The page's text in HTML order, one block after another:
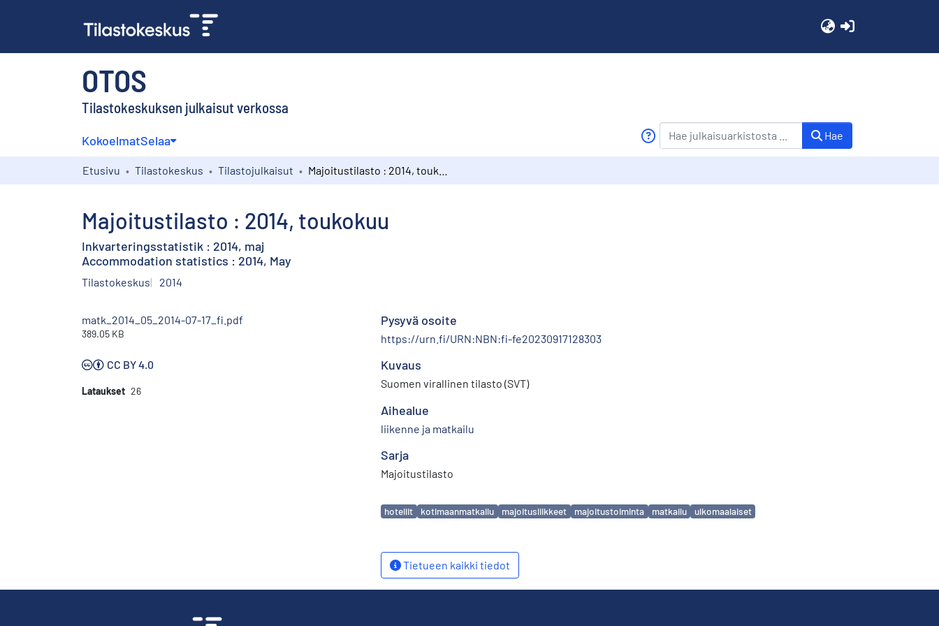
OTOS
Tilastokeskuksen julkaisut verkossa
KokoelmatSelaa Hae
Etusivu Tilastokeskus Tilastojulkaisut
Majoitustilasto : 2014, toukokuu
Inkvarteringsstatistik : 2014, maj
Accommodation statistics : 2014, May
Tilastokeskus 2014
matk_2014_05_2014-07-17_fi.pdf
389.05 KB
CC BY 4.0
Lataukset 26
Pysyvä osoite
https://urn.fi/URN:NBN:fi-fe20230917128303
Kuvaus
Suomen virallinen tilasto (SVT)
Aihealue
liikenne ja matkailu
Sarja
Majoitustilasto
Avainsanat
hotellit kotimaanmatkailu majoitusliikkeet majoitustoiminta matkailu ulkomaalaiset
Tietueen kaikki tiedot